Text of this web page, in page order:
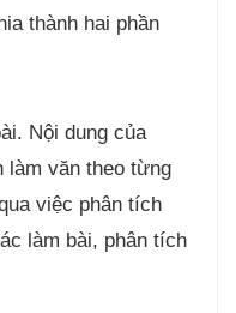
thành hai phần
Nội dung của
làm văn theo từng
việc phân tích
làm bài, phân tích